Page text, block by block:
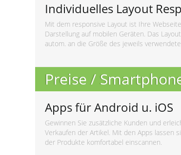
Individuelles Layout
Mit dem responsive Layout ist Ihre
Darstellung auf mobilen Geräten. Das
autom. an die Größe des jeweils
Preise /
Apps für Android u. iOS
Gewinnen Sie zusätzliche Kunden und
Verkaufen der Artikel. Mit den Apps lassen
der Produkte komfortabel einscannen.